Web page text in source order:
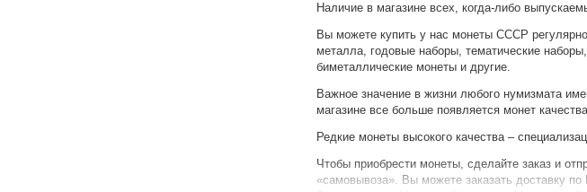
Наличие в магазине всех, когда-либо
Вы можете купить у нас монеты СССР
металла, годовые наборы, тематические
биметаллические монеты и другие.
Важное значение в жизни любого нумизмата
магазине все больше появляется монет
Редкие монеты высокого качества –
Чтобы приобрести монеты, сделайте заказ и
«самовывоза». Вы можете заказать доставку